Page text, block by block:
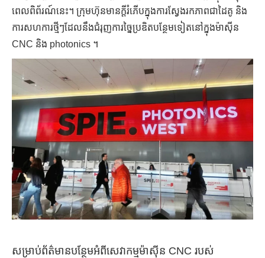
ពេលពិព័រណ៍នេះ។ ក្រុមហ៊ុនមានក្តីរំភើបក្នុងការស្វែងរកភាពជាដៃគូ និង
ការសហការថ្មីៗដែលនឹងជំរុញការច្នៃប្រឌិតបន្ថែមទៀតនៅក្នុងម៉ាស៊ីន
CNC និង photonics ។
សម្រាប់ព័ត៌មានបន្ថែមអំពីសេវាកម្មម៉ាស៊ីន CNC របស់